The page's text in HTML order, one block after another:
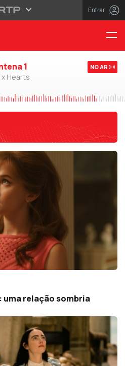
Entrar
1
x Hearts
NO AR
uma relação sombria